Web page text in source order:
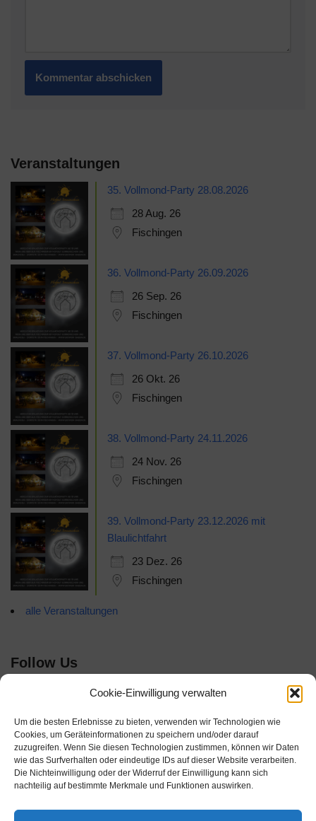
Cookie-Einwilligung verwalten
Um die besten Erlebnisse zu bieten, verwenden wir Technologien wie
Cookies, um Geräteinformationen zu speichern und/oder darauf
zuzugreifen. Wenn Sie diesen Technologien zustimmen, können wir Daten
wie das Surfverhalten oder eindeutige IDs auf dieser Website verarbeiten.
Die Nichteinwilligung oder der Widerruf der Einwilligung kann sich
nachteilig auf bestimmte Merkmale und Funktionen auswirken.
Veranstaltungen
35. Vollmond-Party 28.08.2026
28 Aug. 26
Fischingen
36. Vollmond-Party 26.09.2026
26 Sep. 26
Fischingen
37. Vollmond-Party 26.10.2026
26 Okt. 26
Fischingen
38. Vollmond-Party 24.11.2026
24 Nov. 26
Fischingen
39. Vollmond-Party 23.12.2026 mit
Blaulichtfahrt
23 Dez. 26
Fischingen
alle Veranstaltungen
Follow Us